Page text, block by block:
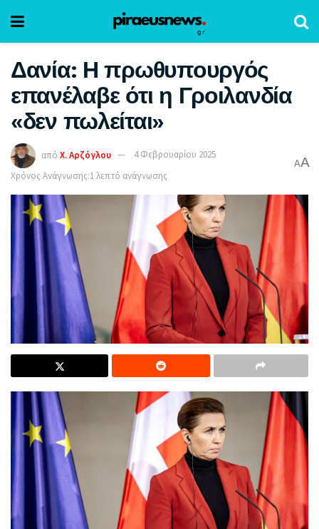
Δανία: Η πρωθυπουργός
επανέλαβε ότι η Γροιλανδία
«δεν πωλείται»
από Χ. Αρζόγλου
4 Φεβρουαρίου 2025
Χρόνος Ανάγνωσης:1 λεπτό ανάγνωσης
AA